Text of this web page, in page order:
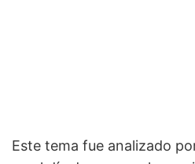
Este tema fue analizado